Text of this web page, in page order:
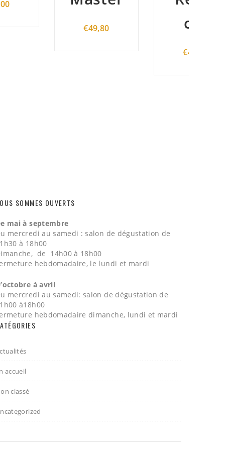
SOMMES OUVERTS
mai à septembre
mercredi au samedi : salon de dégustation de
à 18h00
de 14h00 à 18h00
hebdomadaire, le lundi et mardi
à avril
mercredi au samedi: salon de dégustation de
à18h00
hebdomadaire dimanche, lundi et mardi
accueil
classé